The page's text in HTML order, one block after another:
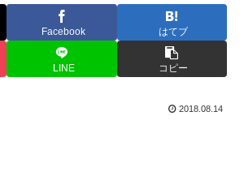
Facebook はてブ
LINE コピー
2018.08.14